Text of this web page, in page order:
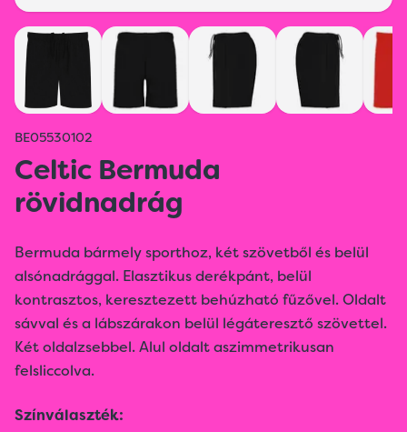
BE05530102
Celtic Bermuda
rövidnadrág
Bermuda bármely sporthoz, két szövetből és belül
alsónadrággal. Elasztikus derékpánt, belül
kontrasztos, keresztezett behúzható fűzővel. Oldalt
sávval és a lábszárakon belül légáteresztő szövettel.
Két oldalzsebbel. Alul oldalt aszimmetrikusan
felsliccolva.
Színválaszték: